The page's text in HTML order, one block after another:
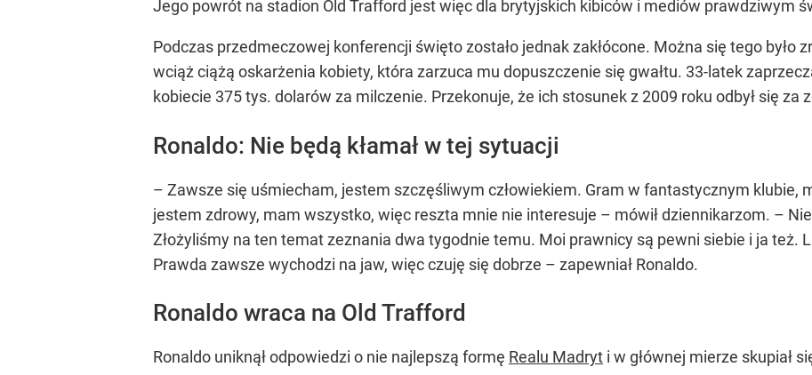
Jego powrót na stadion Old Trafford jest więc dla brytyjskich kibiców i mediów prawdziwym
Podczas przedmeczowej konferencji święto zostało jednak zakłócone. Można się tego było
wciąż ciążą oskarżenia kobiety, która zarzuca mu dopuszczenie się gwałtu. 33-latek
kobiecie 375 tys. dolarów za milczenie. Przekonuje, że ich stosunek z 2009 roku odbył się za
Ronaldo: Nie będą kłamał w tej sytuacji
– Zawsze się uśmiecham, jestem szczęśliwym człowiekiem. Gram w fantastycznym klubie,
jestem zdrowy, mam wszystko, więc reszta mnie nie interesuje – mówił dziennikarzom. –
Złożyliśmy na ten temat zeznania dwa tygodnie temu. Moi prawnicy są pewni siebie i ja też.
Prawda zawsze wychodzi na jaw, więc czuję się dobrze – zapewniał Ronaldo.
Ronaldo wraca na Old Trafford
Ronaldo uniknął odpowiedzi o nie najlepszą formę Realu Madryt i w głównej mierze skupiał